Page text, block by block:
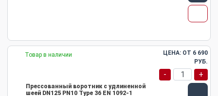
Товар в наличии
Прессованный воротник с удлиненной
шеей DN125 PN10 Type 36 EN 1092-1
ЦЕНА: ОТ 6 690
РУБ.
- +